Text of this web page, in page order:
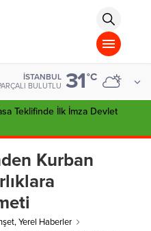
İSTANBUL
BULUTLU 31°C
Teklifinde İlk İmza Devlet
Kurban
,Yerel Haberler